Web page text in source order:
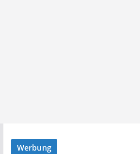
Werbung